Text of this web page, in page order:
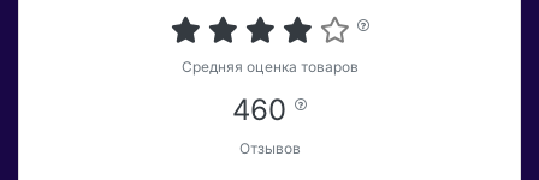
Средняя оценка товаров
460
Отзывов